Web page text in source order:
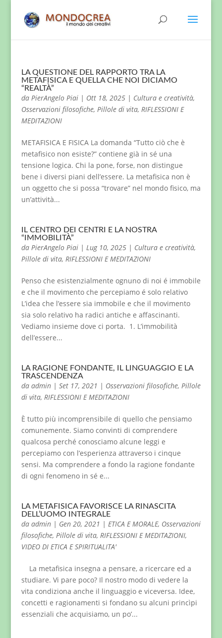
LA QUESTIONE DEL RAPPORTO TRA LA
METAFISICA E QUELLA CHE NOI DICIAMO
“REALTÀ”
da PierAngelo Piai| Ott 18, 2025| Cultura e creatività,
Osservazioni filosofiche, Pillole di vita, RIFLESSIONI E
MEDITAZIONI
METAFISICA E FISICA La domanda “Tutto ciò che è
metafisico non esiste?” contiene già in sé una
tensione logica. Chi la pone, forse, non distingue
bene i diversi piani dell’essere. La metafisica non è
un oggetto che si possa “trovare” nel mondo fisico, ma
un’attività...
IL CENTRO DEI CENTRI E LA NOSTRA
“IMMOBILITÀ”
da PierAngelo Piai| Lug 10, 2025| Cultura e creatività,
Pillole di vita, RIFLESSIONI E MEDITAZIONI
Penso che esistenzialmente ognuno di noi é immobile
e che il movimento che percepiamo é solo relativo
L’idea che l’essere sia immobile e che il movimento
sia solo relativo ha radici antiche e affascinanti.
Vediamo insieme dove ci porta. 1. L’immobilità
dell’essere...
LA RAGIONE FONDANTE, IL LINGUAGGIO E LA
TRASCENDENZA
da admin| Set 17, 2021 | Osservazioni filosofiche, Pillole
di vita, RIFLESSIONI E MEDITAZIONI
È tutto più incomprensibile di quello che pensiamo
comunemente. Siamo convinti di comprendere
qualcosa perché conosciamo alcune leggi e
percepiamo con l’esperienza attraverso i cinque
sensi. Ma comprendere a fondo la ragione fondante
di ogni fenomeno in sé e...
LA METAFISICA FAVORISCE LA RINASCITA
DELL’UOMO INTEGRALE
da admin| Gen 20, 2021 | ETICA E MORALE, Osservazioni
filosofiche, Pillole di vita, RIFLESSIONI E MEDITAZIONI,
VIDEO DI ETICA E SPIRITUALITA'
La metafisica insegna a pensare, a ricercare ed a
studiare. Vi pare poco? Il nostro modo di vedere la
vita condiziona anche il linguaggio e viceversa. Idee,
concetti e ragionamenti si fondano su alcuni princìpi
essenziali che acquisiamo, un po’...